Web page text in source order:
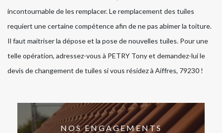
incontournable de les remplacer. Le remplacement des tuiles
requiert une certaine compétence afin de ne pas abimer la toiture.
Il faut maitriser la dépose et la pose de nouvelles tuiles. Pour une
telle opération, adressez-vous à PETRY Tony et demandez-lui le
devis de changement de tuiles si vous résidez à Aiffres, 79230 !
NOS ENGAGEMENTS